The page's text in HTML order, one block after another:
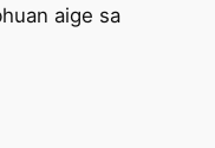
aige sa